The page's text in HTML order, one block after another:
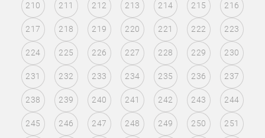
210 211 212 213 214 215 216
217 218 219 220 221 222 223
224 225 226 227 228 229 230
231 232 233 234 235 236 237
238 239 240 241 242 243 244
245 246 247 248 249 250 251